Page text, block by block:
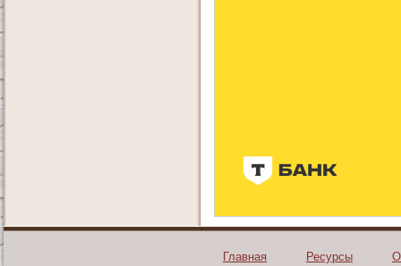
Главная Ресурсы